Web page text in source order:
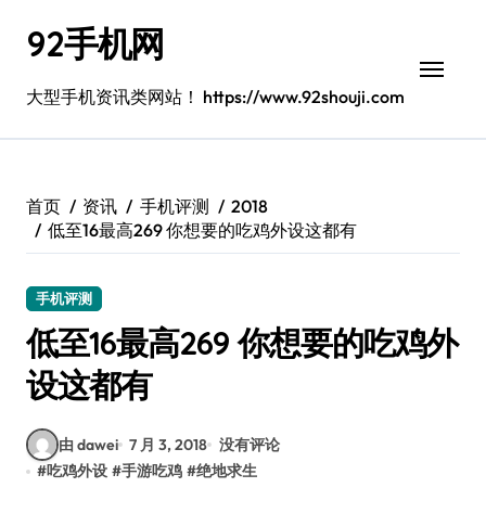
92手机网
大型手机资讯类网站！ https://www.92shouji.com
首页 资讯 手机评测
2018
低至16最高269 你想要的吃鸡外设这都有
手机评测
低至16最高269 你想要的吃鸡外
设这都有
由 dawei 7 月 3, 2018 没有评论
#吃鸡外设 #手游吃鸡 #绝地求生